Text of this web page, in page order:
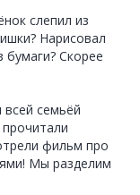
слепил из
Нарисовал
бумаги? Скорее
семьёй
фильм про
Мы разделим